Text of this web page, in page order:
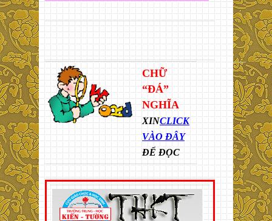
CHỮ
“ĐÁ”
NGHĨA
XINCLICK
VÀO ĐÂY
ĐỂ ĐỌC